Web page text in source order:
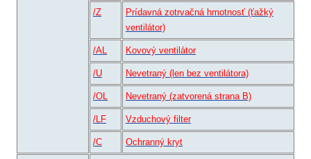
/Z
Prídavná zotrvačná hmotnosť (ťažký
ventilátor)
/AL Kovový ventilátor
/U Nevetraný (len bez ventilátora)
/OL Nevetraný (zatvorená strana B)
/LF Vzduchový filter
/C Ochranný kryt